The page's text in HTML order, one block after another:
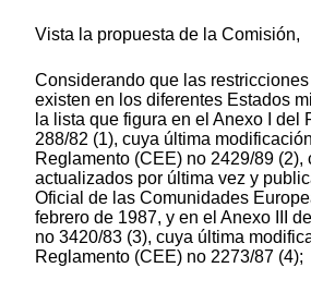
Vista la propuesta de la Comisión,
Considerando que las
existen en los diferentes Estados
la lista que figura en el Anexo I del
288/82 (1), cuya última
Reglamento (CEE) no 2429/89 (2),
actualizados por última vez y
Oficial de las Comunidades
febrero de 1987, y en el Anexo III
no 3420/83 (3), cuya última
Reglamento (CEE) no 2273/87 (4);